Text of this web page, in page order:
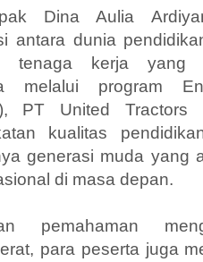
Dina Aulia
antara dunia
tenaga kerja yang
melalui program
PT United Tractors
kualitas
generasi muda yang
di masa depan.
pemahaman
para peserta juga